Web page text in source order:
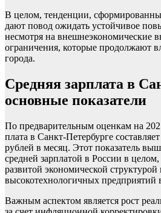
В целом, тенденции,
дают повод ожидать устойчивое
несмотря на внешнеэкономические
ограничения, которые продолжают
города.
Средняя зарплата в
основные показатели
По предварительным оценкам на
плата в Санкт-Петербурге
рублей в месяц. Этот показатель
средней зарплатой в России в целом,
развитой экономической
высокотехнологичных предприятий
Важным аспектом является рост